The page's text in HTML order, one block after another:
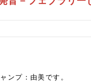
ンプ：由美です。